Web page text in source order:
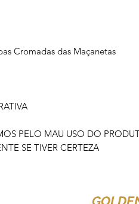
Cromadas das Maçanetas
PELO MAU USO DO
SE TIVER CERTEZA